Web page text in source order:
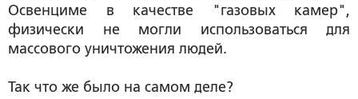
Освенциме в качестве "газовых камер",
физически не могли использоваться для
массового уничтожения людей.
Так что же было на самом деле?